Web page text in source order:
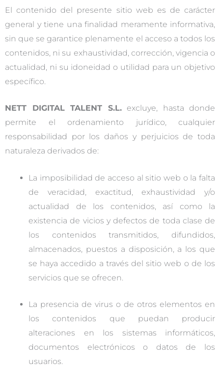
El contenido del presente sitio web es de carácter
general y tiene una finalidad meramente informativa,
sin que se garantice plenamente el acceso a todos los
contenidos, ni su exhaustividad, corrección, vigencia o
actualidad, ni su idoneidad o utilidad para un objetivo
específico.
NETT DIGITAL TALENT S.L.excluye, hasta donde
permite el ordenamiento jurídico, cualquier
responsabilidad por los daños y perjuicios de toda
naturaleza derivados de:
La imposibilidad de acceso al sitio web o la falta
de veracidad, exactitud, exhaustividad y/o
actualidad de los contenidos, así como la
existencia de vicios y defectos de toda clase de
los contenidos transmitidos, difundidos,
almacenados, puestos a disposición, a los que
se haya accedido a través del sitio web o de los
servicios que se ofrecen.
La presencia de virus o de otros elementos en
los contenidos que puedan producir
alteraciones en los sistemas informáticos,
documentos electrónicos o datos de los
usuarios.